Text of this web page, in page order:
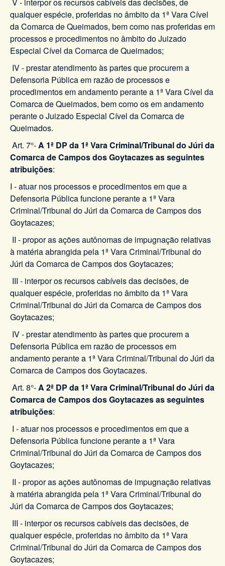
V - interpor os recursos cabíveis das decisões, de
qualquer espécie, proferidas no âmbito da 1ª Vara Cível
da Comarca de Queimados, bem como nas proferidas em
processos e procedimentos no âmbito do Juizado
Especial Cível da Comarca de Queimados;
IV - prestar atendimento às partes que procurem a
Defensoria Pública em razão de processos e
procedimentos em andamento perante a 1ª Vara Cível da
Comarca de Queimados, bem como os em andamento
perante o Juizado Especial Cível da Comarca de
Queimados.
Art. 7°-A 1ª DP da 1ª Vara Criminal/Tribunal do Júri da
Comarca de Campos dos Goytacazes as seguintes
atribuições:
I - atuar nos processos e procedimentos em que a
Defensoria Pública funcione perante a 1ª Vara
Criminal/Tribunal do Júri da Comarca de Campos dos
Goytacazes;
II - propor as ações autônomas de impugnação relativas
à matéria abrangida pela 1ª Vara Criminal/Tribunal do
Júri da Comarca de Campos dos Goytacazes;
III - interpor os recursos cabíveis das decisões, de
qualquer espécie, proferidas no âmbito da 1ª Vara
Criminal/Tribunal do Júri da Comarca de Campos dos
Goytacazes;
IV - prestar atendimento às partes que procurem a
Defensoria Pública em razão de processos em
andamento perante a 1ª Vara Criminal/Tribunal do Júri da
Comarca de Campos dos Goytacazes.
Art. 8°-A 2ª DP da 1ª Vara Criminal/Tribunal do Júri da
Comarca de Campos dos Goytacazes as seguintes
atribuições:
I - atuar nos processos e procedimentos em que a
Defensoria Pública funcione perante a 1ª Vara
Criminal/Tribunal do Júri da Comarca de Campos dos
Goytacazes;
II - propor as ações autônomas de impugnação relativas
à matéria abrangida pela 1ª Vara Criminal/Tribunal do
Júri da Comarca de Campos dos Goytacazes;
III - interpor os recursos cabíveis das decisões, de
qualquer espécie, proferidas no âmbito da 1ª Vara
Criminal/Tribunal do Júri da Comarca de Campos dos
Goytacazes;